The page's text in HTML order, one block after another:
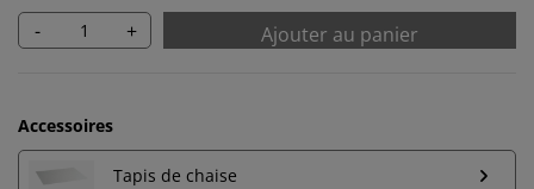
- + Ajouter au panier
Accessoires
Tapis de chaise